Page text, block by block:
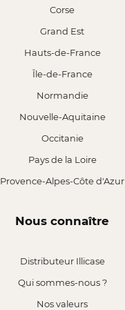
Corse
Grand Est
Hauts-de-France
Île-de-France
Normandie
Nouvelle-Aquitaine
Occitanie
Pays de la Loire
Provence-Alpes-Côte d'Azur
Nous connaître
Distributeur Illicase
Qui sommes-nous ?
Nos valeurs